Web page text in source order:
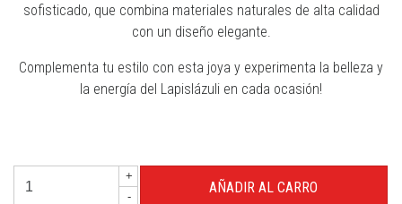
sofisticado, que combina materiales naturales de alta calidad
con un diseño elegante.
Complementa tu estilo con esta joya y experimenta la belleza y
la energía del Lapislázuli en cada ocasión!
+
-